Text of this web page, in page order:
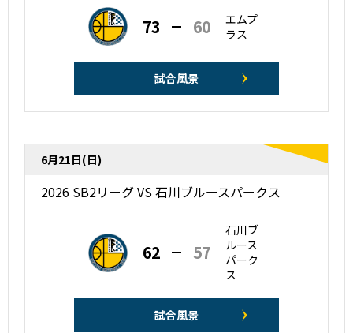
73 60
エムプ
ラス
試合風景
6月21日(日)
2026 SB2リーグ VS 石川ブルースパークス
62 57
石川ブ
ルース
パーク
ス
試合風景